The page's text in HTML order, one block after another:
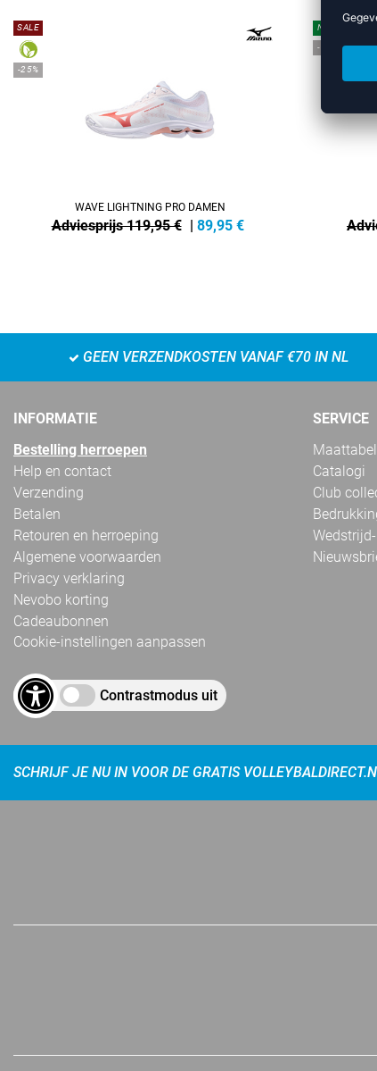
SALE
-25%
WAVE LIGHTNING PRO DAMEN
Adviesprijs 119,95 € | 89,95 €
NEW
-13%
GEEN VERZENDKOSTEN VANAF €70 IN NL
INFORMATIE
Bestelling herroepen
Help en contact
Verzending
Betalen
Retouren en herroeping
Algemene voorwaarden
Privacy verklaring
Nevobo korting
Cadeaubonnen
Cookie-instellingen aanpassen
Contrastmodus uit
SERVICE
Catalogi
Club
SCHRIJF JE NU IN VOOR DE GRATIS